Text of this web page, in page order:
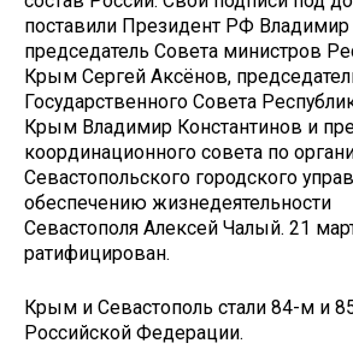
поставили Президент РФ Владимир
председатель Совета министров
Крым Сергей Аксёнов,
Государственного Совета
Крым Владимир Константинов и
координационного совета по
Севастопольского городского
обеспечению жизнедеятельности
Севастополя Алексей Чалый. 21
ратифицирован.
Крым и Севастополь стали 84-м и
Российской Федерации.